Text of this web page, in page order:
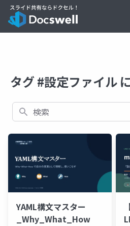
タグ #設定ファイル
検索
YAML構文マスター
_Why_What_How